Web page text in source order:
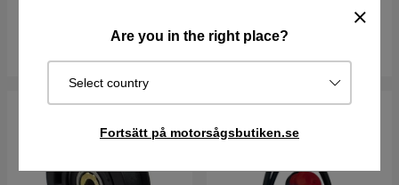
Are you in the right place?
Select country
Fortsätt på motorsågsbutiken.se
Köp